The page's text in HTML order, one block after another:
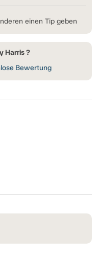
einen Tip geben
Harris ?
Bewertung